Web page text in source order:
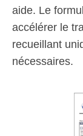
aide. Le
accélérer le
recueillant
nécessaires.